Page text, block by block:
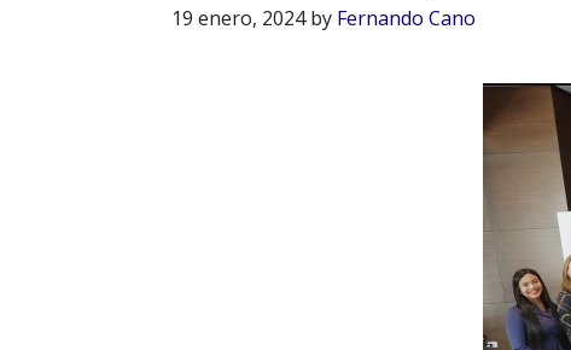
19 enero, 2024by Fernando Cano